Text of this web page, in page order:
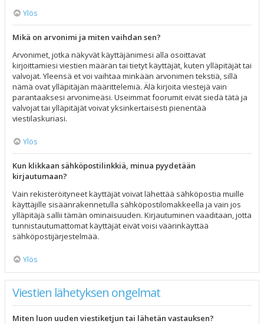
Ylös
Mikä on arvonimi ja miten vaihdan sen?
Arvonimet, jotka näkyvät käyttäjänimesi alla osoittavat
kirjoittamiesi viestien määrän tai tietyt käyttäjät, kuten ylläpitäjät tai
valvojat. Yleensä et voi vaihtaa minkään arvonimen tekstiä, sillä
nämä ovat ylläpitäjän määrittelemiä. Älä kirjoita viestejä vain
parantaaksesi arvonimeäsi. Useimmat foorumit eivät siedä tätä ja
valvojat tai ylläpitäjät voivat yksinkertaisesti pienentää
viestilaskuriasi.
Ylös
Kun klikkaan sähköpostilinkkiä, minua pyydetään
kirjautumaan?
Vain rekisteröityneet käyttäjät voivat lähettää sähköpostia muille
käyttäjille sisäänrakennetulla sähköpostilomakkeella ja vain jos
ylläpitäjä sallii tämän ominaisuuden. Kirjautuminen vaaditaan, jotta
tunnistautumattomat käyttäjät eivät voisi väärinkäyttää
sähköpostijärjestelmää.
Ylös
Viestien lähetyksen ongelmat
Miten luon uuden viestiketjun tai lähetän vastauksen?